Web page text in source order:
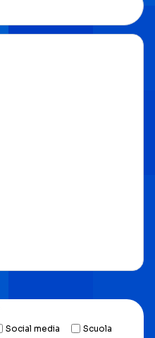
Social media
Scuola